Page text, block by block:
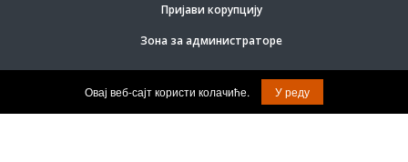
Пријави корупцију
Зона за администраторе
Јавна установа центар за развој
Овај веб-сајт користи колачиће. У реду